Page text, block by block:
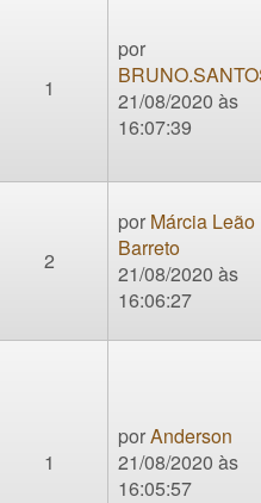
1
por
21/08/2020 às
16:07:39
2
por Márcia Leão
Barreto
21/08/2020 às
16:06:27
1
porAnderson
21/08/2020 às
16:05:57